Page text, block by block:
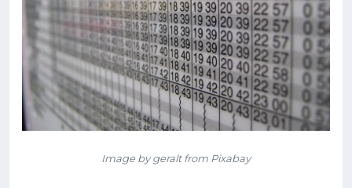
Image by geralt from Pixabay